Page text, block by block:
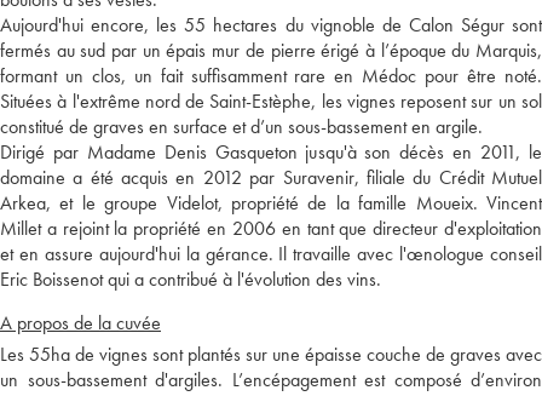
Aujourd'hui encore, les 55 hectares du vignoble de Calon Ségur sont
fermés au sud par un épais mur de pierre érigé à l’époque du Marquis,
formant un clos, un fait suffisamment rare en Médoc pour être noté.
Situées à l'extrême nord de Saint-Estèphe, les vignes reposent sur un sol
constitué de graves en surface et d’un sous-bassement en argile.
Dirigé par Madame Denis Gasqueton jusqu'à son décès en 2011, le
domaine a été acquis en 2012 par Suravenir, filiale du Crédit Mutuel
Arkea, et le groupe Videlot, propriété de la famille Moueix. Vincent
Millet a rejoint la propriété en 2006 en tant que directeur d'exploitation
et en assure aujourd'hui la gérance. Il travaille avec l'œnologue conseil
Eric Boissenot qui a contribué à l'évolution des vins.
A propos de la cuvée
Les 55ha de vignes sont plantés sur une épaisse couche de graves avec
un sous-bassement d'argiles. L’encépagement est composé d’environ